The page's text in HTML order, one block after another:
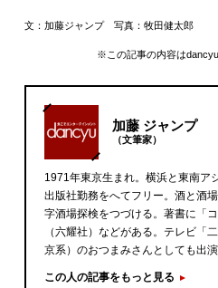
文：加藤ジャンプ 写真：牧田健太郎
※この記事の内容は
加藤 ジャンプ
（文筆家）
1971年東京生まれ。横浜と東南ア
出版社勤務をへてフリー。酒と酒
字酒場探検をつづける。著書に「
（六耀社）などがある。テレビ「
京系）のおつまみさんとしても出
この人の記事をもっと見る